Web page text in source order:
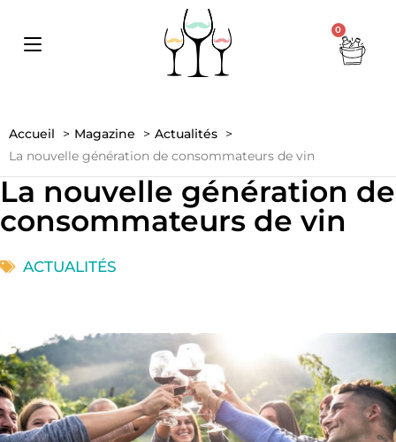
0
Accueil Magazine
Actualités
La nouvelle génération de consommateurs de vin
La nouvelle génération de
consommateurs de vin
ACTUALITÉS